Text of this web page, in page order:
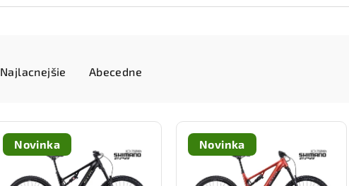
Najlacnejšie Abecedne
Novinka Novinka